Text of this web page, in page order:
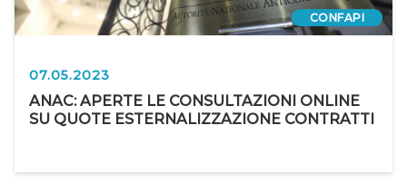
CONFAPI
07.05.2023
ANAC: APERTE LE CONSULTAZIONI ONLINE
SU QUOTE ESTERNALIZZAZIONE CONTRATTI